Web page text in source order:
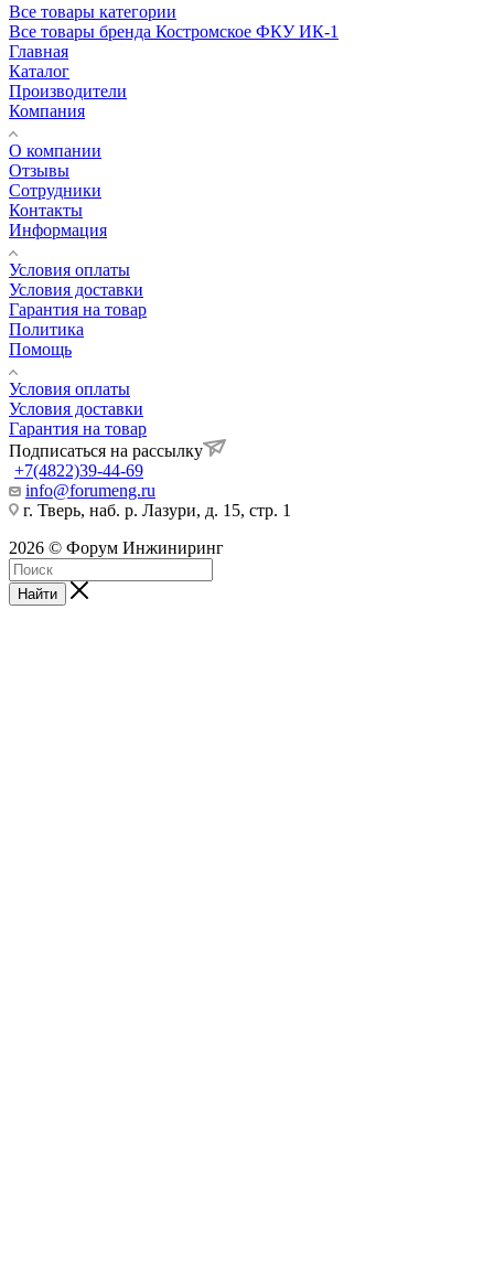
Все товары категории
Все товары бренда Костромское ФКУ ИК-1
Главная
Каталог
Производители
Компания
О компании
Отзывы
Сотрудники
Контакты
Информация
Условия оплаты
Условия доставки
Гарантия на товар
Политика
Помощь
Условия оплаты
Условия доставки
Гарантия на товар
Подписаться на рассылку
+7(4822)39-44-69
info@forumeng.ru
г. Тверь, наб. р. Лазури, д. 15, стр. 1
2026 © Форум Инжиниринг
Найти